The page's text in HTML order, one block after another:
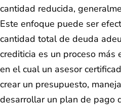
cantidad reducida,
Este enfoque puede ser
cantidad total de deuda
crediticia es un proceso más
en el cual un asesor
crear un presupuesto,
desarrollar un plan de pago